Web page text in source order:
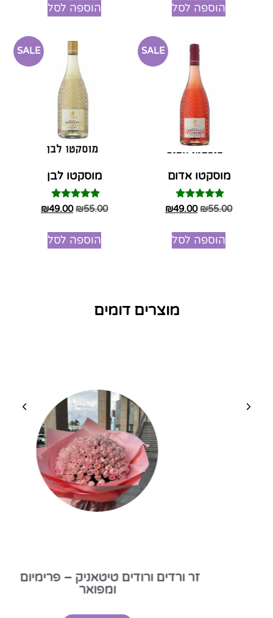
הוספה לסל הוספה לסל
SALE
מוסקטו אדום
דורג
5.00
₪55.00
₪49.00
הוספה לסל
SALE
מוסקטו לבן
דורג
5.00
₪55.00
₪49.00
הוספה לסל
מוצרים דומים
זר ורדים ורודים טיטאניק – פרימיום ענקי